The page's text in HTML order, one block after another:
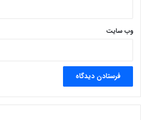
وب‌ سایت